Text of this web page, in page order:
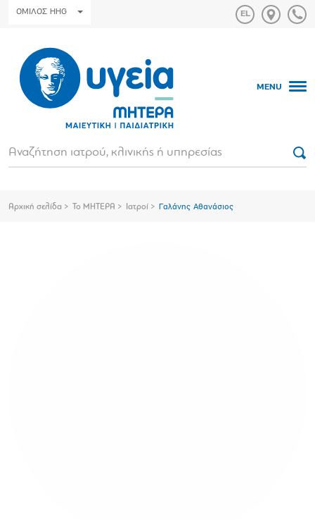
ΟΜΙΛΟΣ HHG
MENU
Αρχική σελίδα Το ΜΗΤΕΡΑ Ιατροί Γαλάνης Αθανάσιος